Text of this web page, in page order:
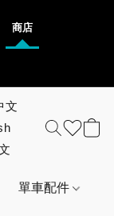
商店
單車配件